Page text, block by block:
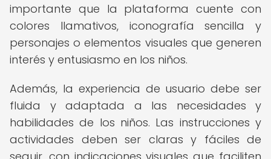
importante que la plataforma cuente con
colores llamativos, iconografía sencilla y
personajes o elementos visuales que generen
interés y entusiasmo en los niños.
Además, la experiencia de usuario debe ser
fluida y adaptada a las necesidades y
habilidades de los niños. Las instrucciones y
actividades deben ser claras y fáciles de